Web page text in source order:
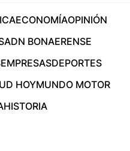
ECONOMÍAOPINIÓN
ADN BONAERENSE
EMPRESASDEPORTES
HOYMUNDO MOTOR
HISTORIA